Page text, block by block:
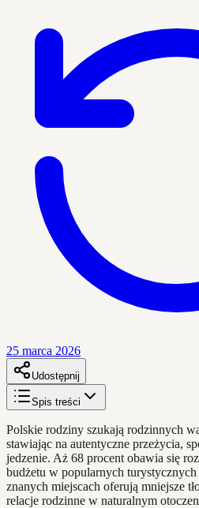
25 marca 2026
Udostępnij
Spis treści
Polskie rodziny szukają rodzinnych
stawiając na autentyczne przeżycia,
jedzenie. Aż 68 procent obawia się
budżetu w popularnych
znanych miejscach oferują mniejsze
relacje rodzinne w naturalnym